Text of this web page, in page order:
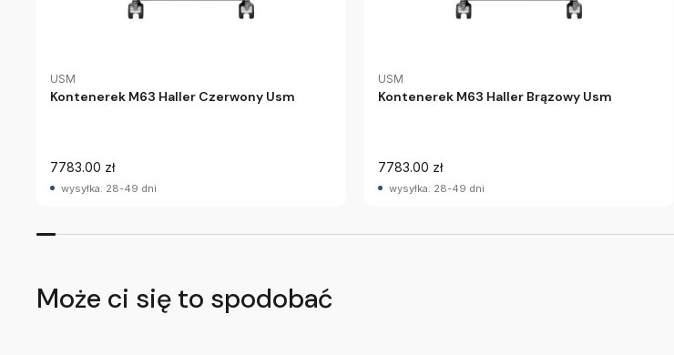
USM
Kontenerek M63 Haller Czerwony Usm
7783.00 zł
wysyłka: 28-49 dni
USM
Kontenerek M63 Haller Brązowy Usm
7783.00 zł
wysyłka: 28-49 dni
Może ci się to spodobać